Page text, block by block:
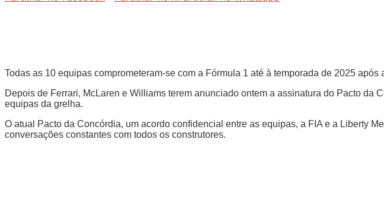
Todas as 10 equipas comprometeram-se com a Fórmula 1 até à temporada de 2025
Depois de Ferrari, McLaren e Williams terem anunciado ontem a assinatura do Pacto
equipas da grelha.
O atual Pacto da Concórdia, um acordo confidencial entre as equipas, a FIA e a Liberty
conversações constantes com todos os construtores.